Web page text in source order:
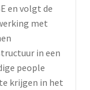
en volgt de
met
in een
people
krijgen in het